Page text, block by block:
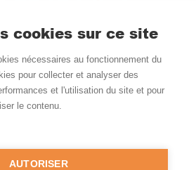
cookies sur ce site
nécessaires au fonctionnement du
pour collecter et analyser des
et l'utilisation du site et pour
le contenu.
AUTORISER